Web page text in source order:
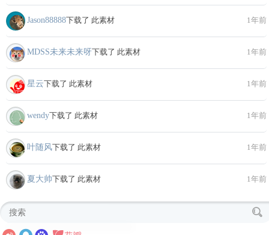
Jason88888下载了 此素材 1年前
MDSS未来未来呀下载了 此素材 1年前
星云下载了 此素材 1年前
wendy下载了 此素材 1年前
叶随风下载了 此素材 1年前
夏大帅下载了 此素材 1年前